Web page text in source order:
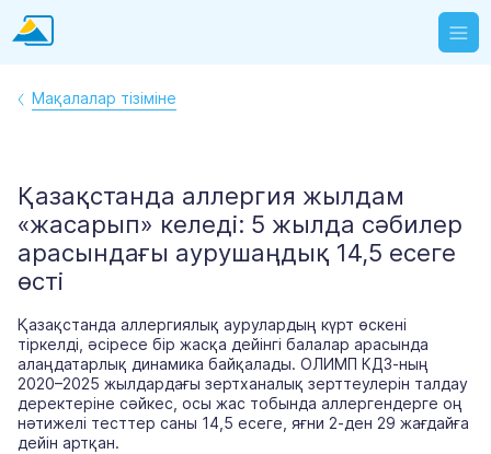
Мақалалар тізіміне
Қазақстанда аллергия жылдам
«жасарып» келеді: 5 жылда сәбилер
арасындағы аурушаңдық 14,5 есеге
өсті
Қазақстанда аллергиялық аурулардың күрт өскені
тіркелді, әсіресе бір жасқа дейінгі балалар арасында
алаңдатарлық динамика байқалады. ОЛИМП КДЗ-ның
2020–2025 жылдардағы зертханалық зерттеулерін талдау
деректеріне сәйкес, осы жас тобында аллергендерге оң
нәтижелі тесттер саны 14,5 есеге, яғни 2-ден 29 жағдайға
дейін артқан.